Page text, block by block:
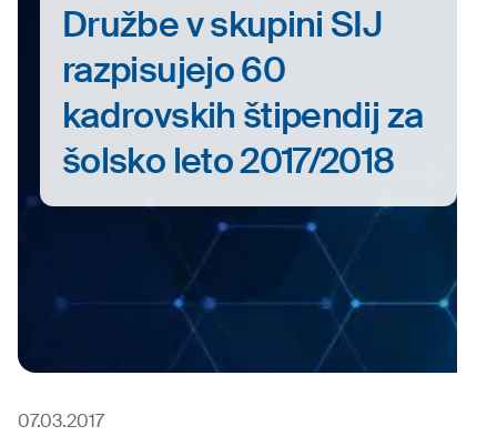
Družbe v skupini SIJ
razpisujejo 60
kadrovskih štipendij za
šolsko leto 2017/2018
07.03.2017